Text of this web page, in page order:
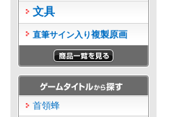
文具
直筆サイン入り複製原画
首領蜂